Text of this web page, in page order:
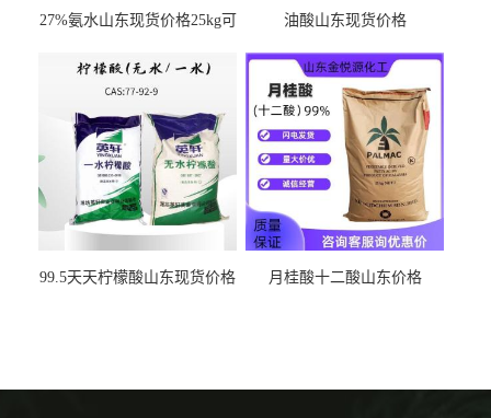
27%氨水山东现货价格25kg可
油酸山东现货价格
99.5天天柠檬酸山东现货价格 月桂酸十二酸山东价格